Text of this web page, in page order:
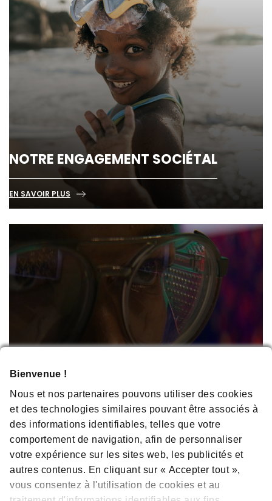
Bienvenue !
Nous et nos partenaires pouvons utiliser des cookies
et des technologies similaires pouvant être associés à
des informations identifiables, telles que votre
comportement de navigation, afin de personnaliser
votre expérience sur les sites web, les publicités et
autres contenus. En cliquant sur « Accepter tout »,
vous consentez à l'utilisation de cookies et au
NOTRE ENGAGEMENT SOCIÉTAL
EN SAVOIR PLUS
VOTRE CARRIÈRE CHEZ AMGEN
EN SAVOIR PLUS